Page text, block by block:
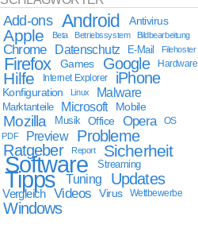
Add-ons Android Antivirus
Apple Beta Betriebssystem Bildbearbeitung
Chrome Datenschutz E-Mail Filehoster
Firefox Games Google Hardware
Hilfe Internet Explorer iPhone
Konfiguration Linux Malware
Marktanteile Microsoft Mobile
Mozilla Musik Office Opera
OS
PDF
Preview
Probleme
Ratgeber
Report Sicherheit
Software Streaming
Tipps Tuning Updates
Vergleich Videos Virus Wettbewerbe
Windows